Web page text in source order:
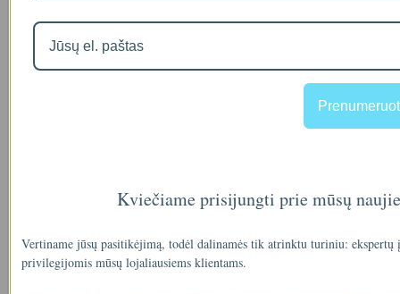
€290
Kviečiame prisijungti prie mūsų
Vertiname jūsų pasitikėjimą, todėl dalinamės tik atrinktu turiniu:
privilegijomis mūsų lojaliausiems klientams.